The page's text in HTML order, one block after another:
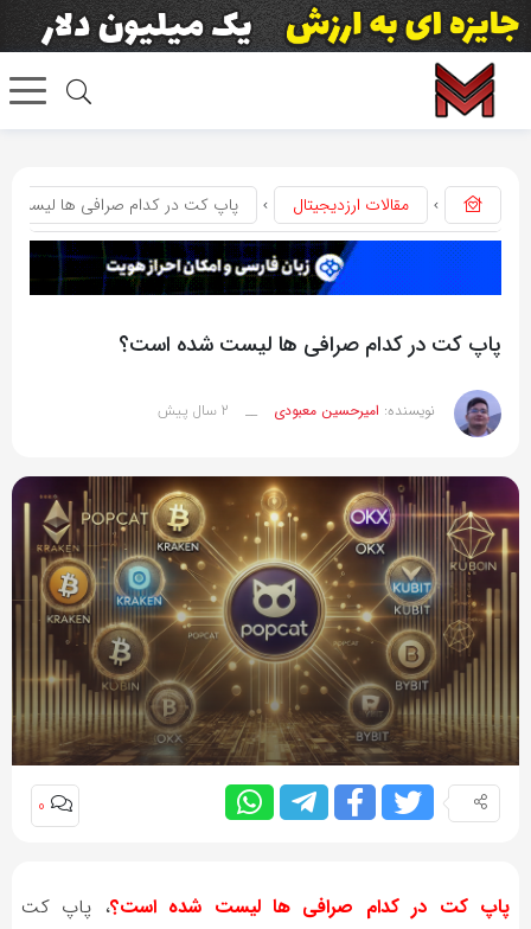
مقالات ارزدیجیتال پاپ کت در کدام صرافی ها لیست
پاپ کت در کدام صرافی ها لیست شده است؟
نویسنده: امیرحسین معبودی __ 2 سال پیش
0
پاپ کت در کدام صرافی ها لیست شده است؟، پاپ کت